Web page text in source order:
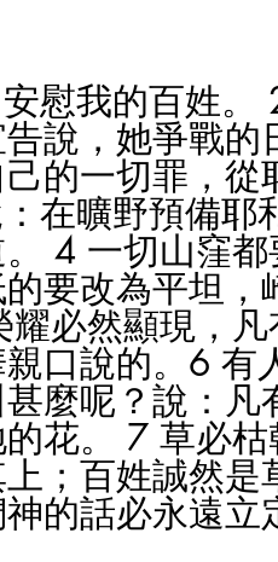
慰我的百姓。
說，她爭戰的
的一切罪，從
在曠野預備耶
4 一切山窪
要改為平坦，
必然顯現，
口說的。6 有
麼呢？說：凡
花。 7 草必
；百姓誠然是
的話必永遠立